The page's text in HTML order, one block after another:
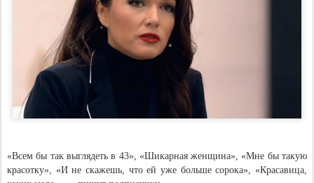
«Всем бы так выглядеть в 43», «Шикарная женщина», «Мне бы такую
красотку», «И не скажешь, что ей уже больше сорока», «Красавица,